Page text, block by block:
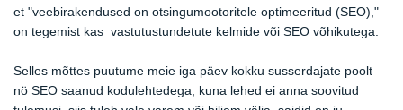
et "veebirakendused on otsingumootoritele optimeeritud (SEO),"
on tegemist kas vastutustundetute kelmide või SEO võhikutega.
Selles mõttes puutume meie iga päev kokku susserdajate poolt
nö SEO saanud kodulehtedega, kuna lehed ei anna soovitud